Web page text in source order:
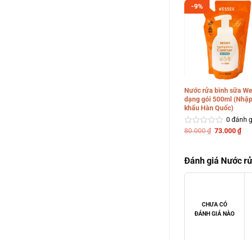
-9%
Nước rửa bình sữa
dạng gói 500ml (Nhập
khẩu Hàn Quốc)
Được
5
0 đánh
80.000₫ Giá
73.000₫Giá
hiện
Đánh giá Nước
CHƯA CÓ
ĐÁNH GIÁ NÀO